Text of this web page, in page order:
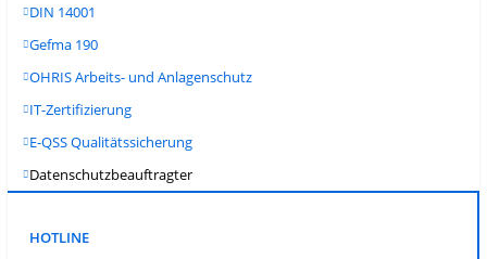
DIN 14001
Gefma 190
OHRIS Arbeits- und Anlagenschutz
IT-Zertifizierung
E-QSS Qualitätssicherung
Datenschutzbeauftragter
HOTLINE